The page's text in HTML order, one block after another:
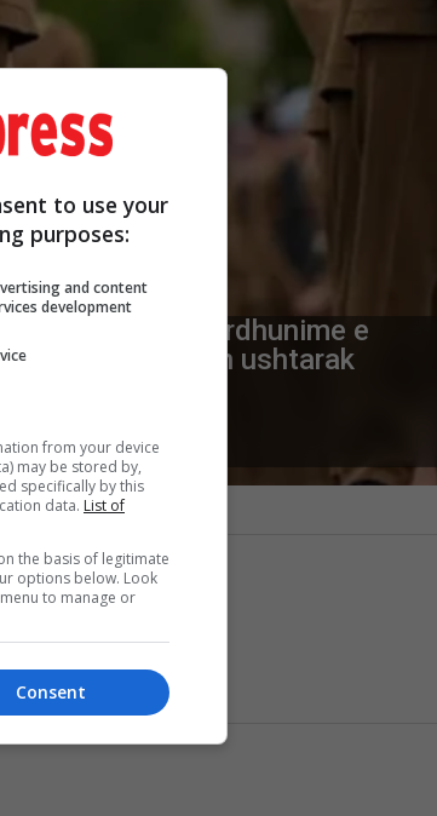
akuza për përdhunime e
në kolegjin ushtarak
to use your
purposes:
and content
development
from your device
may be stored by,
specifically by this
data. List of
the basis of legitimate
options below. Look
to manage or
Consent